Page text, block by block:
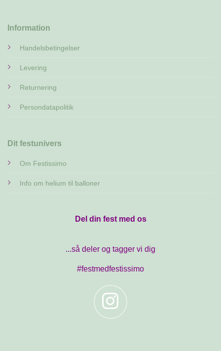
Information
Handelsbetingelser
Levering
Returnering
Persondatapolitik
Dit festunivers
Om Festissimo
Info om helium til balloner
Del din fest med os
...så deler og tagger vi dig
#festmedfestissimo